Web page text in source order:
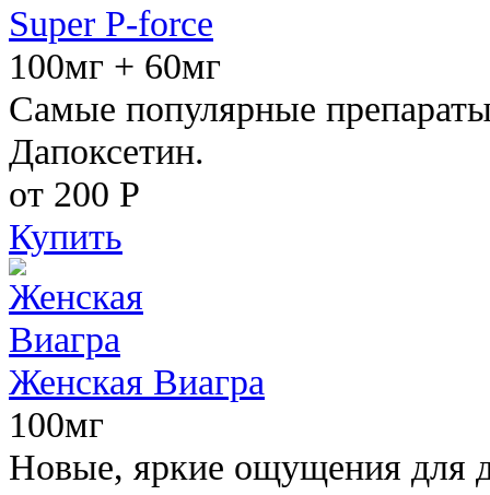
Super P-force
100мг + 60мг
Самые популярные
Дапоксетин.
от 200 Р
Купить
Женская Виагра
100мг
Новые, яркие ощущения для